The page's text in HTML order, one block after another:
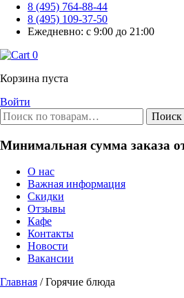
8 (495) 764-88-44
8 (495) 109-37-50
Ежедневно: с 9:00 до 21:00
0
Корзина пуста
Войти
Поиск
Минимальная сумма заказа
О нас
Важная информация
Скидки
Отзывы
Кафе
Контакты
Новости
Вакансии
Главная / Горячие блюда